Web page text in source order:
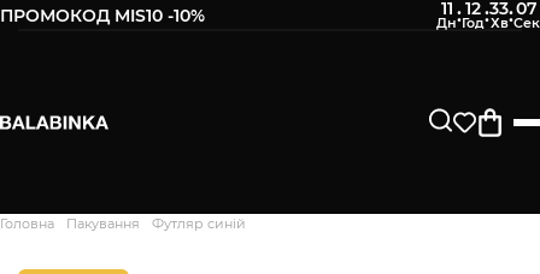
ПРОМОКОД MIS10 -10% 11 :12:33:06
Головна Пакування Футляр синій
Дякуємо. Ваш відгук
відправлено СМС про наявність в нашому магазині